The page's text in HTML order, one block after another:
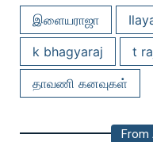
இளையராஜா
k bhagyaraj
t
தாவணி கனவுகள்
From